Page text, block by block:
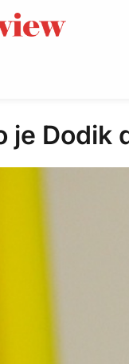
je Dodik